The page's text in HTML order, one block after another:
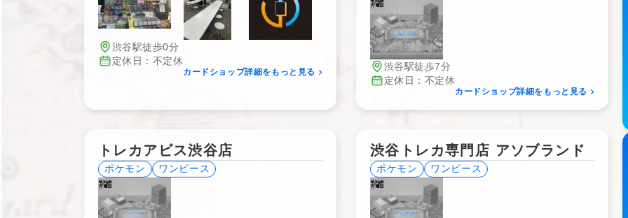
渋谷駅徒歩0分
定休日：不定休
カードショップ詳細をもっと見る
トレカショップ
LAMB(ラム)渋谷店
渋谷駅徒歩7分
定休日：不定休
カードショップ詳細をもっと見る
トレカアビス渋谷店
ポケモン ワンピース
トレカアビス渋谷店
渋谷トレカ専門店 アソブランド
ポケモン ワンピース
渋谷トレカ専門店 アソ
ブランド